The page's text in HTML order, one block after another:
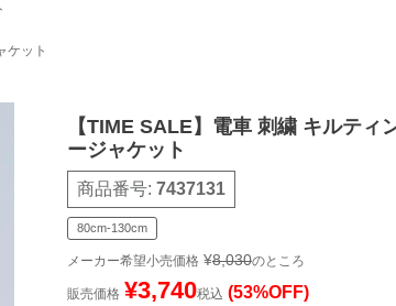
ケット
【TIME SALE】電車 刺繍 キルティ
ージャケット
商品番号 7437131
80cm-130cm
メーカー希望小売価格 ¥8,030のところ
販売価格 ¥3,740税込 (53%OFF)